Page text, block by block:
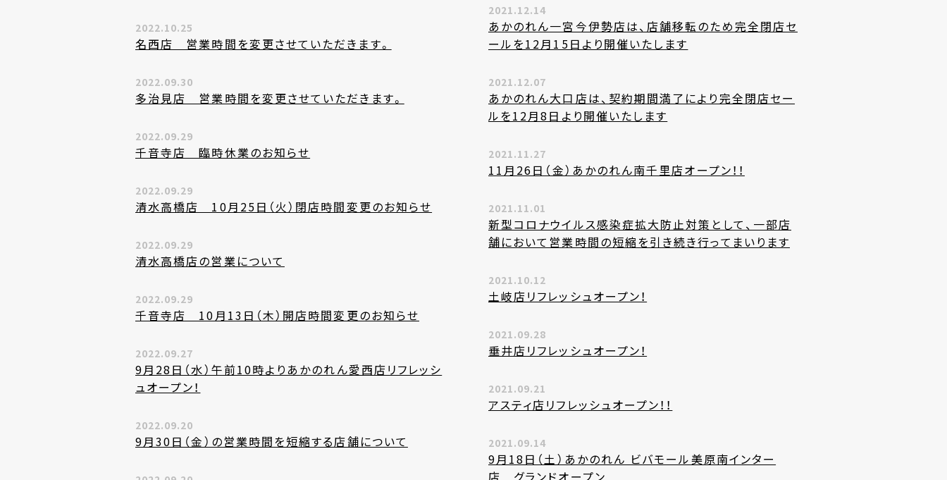
2022.10.25
名西店 営業時間を変更させていただきます。
2022.09.30
多治見店 営業時間を変更させていただきます。
2022.09.29
千音寺店 臨時休業のお知らせ
2022.09.29
清水高橋店 10月25日（火）閉店時間変更のお知らせ
2022.09.29
清水高橋店の営業について
2022.09.29
千音寺店 10月13日（木）開店時間変更のお知らせ
2022.09.27
9月28日（水）午前10時よりあかのれん愛西店リフレッシ
ュオープン！
2022.09.20
9月30日（金）の営業時間を短縮する店舗について
2021.12.14
あかのれん一宮今伊勢店は、店舗移転のため完全閉店セ
ールを12月15日より開催いたします
2021.12.07
あかのれん大口店は、契約期間満了により完全閉店セー
ルを12月8日より開催いたします
2021.11.27
11月26日（金）あかのれん南千里店オープン！！
2021.11.01
新型コロナウイルス感染症拡大防止対策として、一部店
舗において営業時間の短縮を引き続き行ってまいります
2021.10.12
土岐店リフレッシュオープン！
2021.09.28
垂井店リフレッシュオープン！
2021.09.21
アスティ店リフレッシュオープン！！
2021.09.14
9月18日（土）あかのれん ビバモール美原南インター
店 グランドオープン